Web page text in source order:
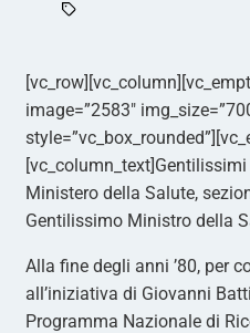
image=”2583″
Ministero della Salute,
Gentilissimo Ministro della
Alla fine degli anni ’80, per
all’iniziativa di Giovanni
Programma Nazionale di